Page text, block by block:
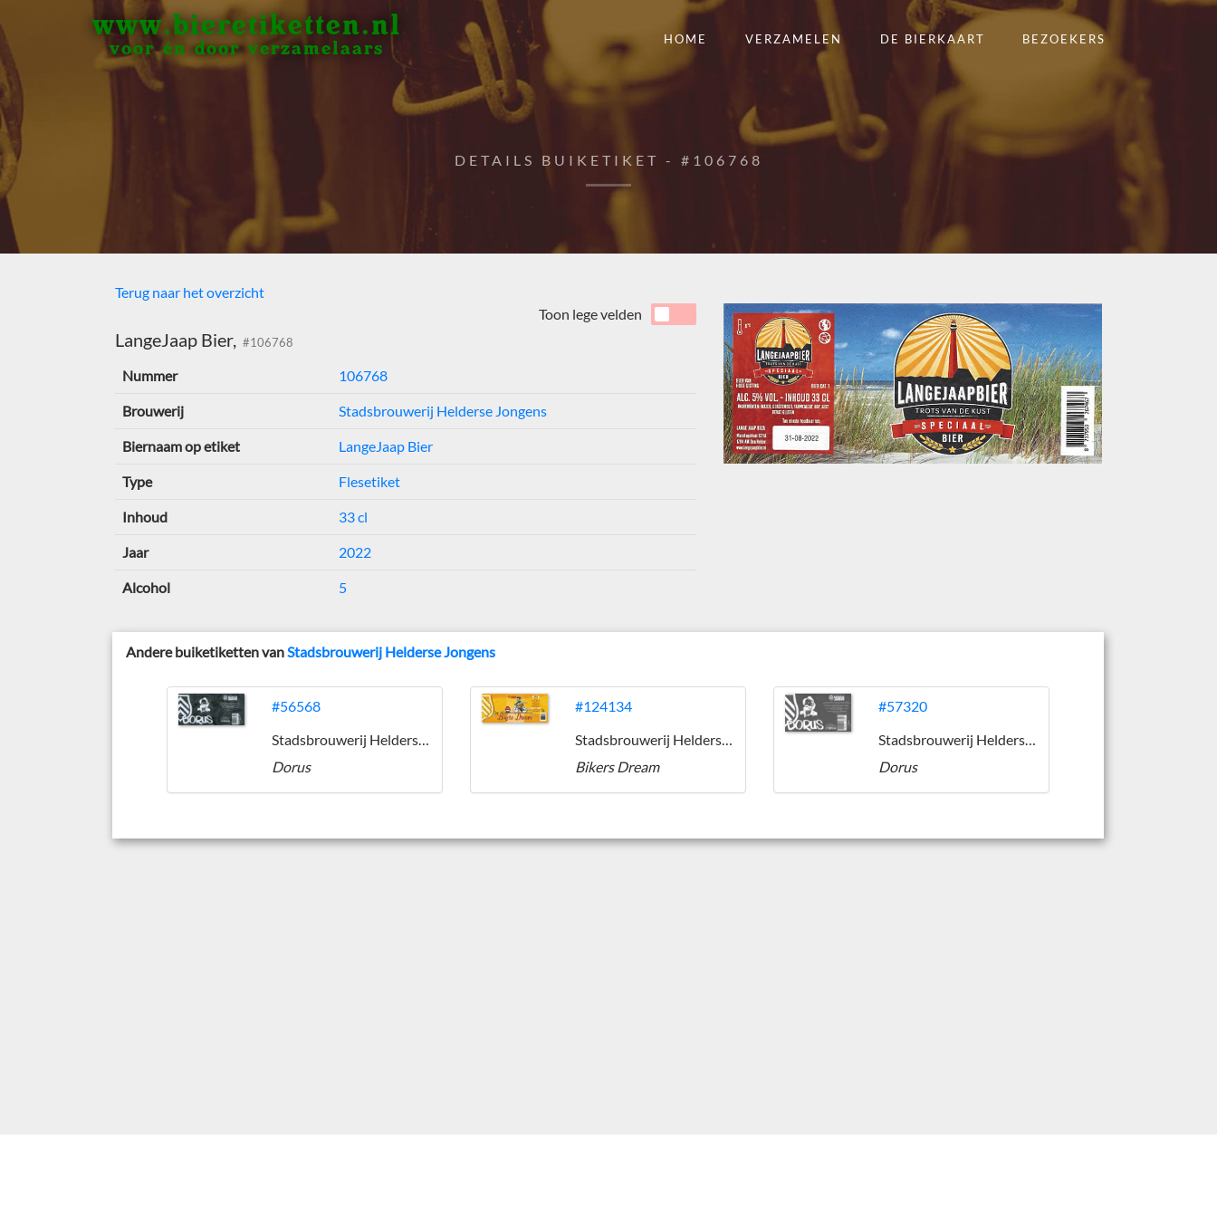
www.bieretiketten.nl
voor én door verzamelaars
HOME VERZAMELEN DE BIERKAART BEZOEKERS
DETAILS BUIKETIKET - #106768
Terug naar het overzicht
LangeJaap Bier, #106768
Toon lege velden
Nummer 106768
Brouwerij Stadsbrouwerij Helderse Jongens
Biernaam op etiket LangeJaap Bier
Type Flesetiket
Inhoud 33 cl
Jaar 2022
Alcohol 5
Andere buiketiketten vanStadsbrouwerij Helderse Jongens
#56568
Stadsbrouwerij Helderse Jongens
Dorus
#124134
Stadsbrouwerij Helderse Jongens
Bikers Dream
#57320
Stadsbrouwerij Helderse Jongens
Dorus